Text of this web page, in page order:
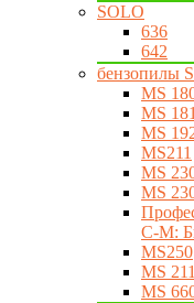
SOLO
636
642
бензопилы
MS
MS 181
MS
MS211
MS
MS
C-M:
MS250
MS
MS